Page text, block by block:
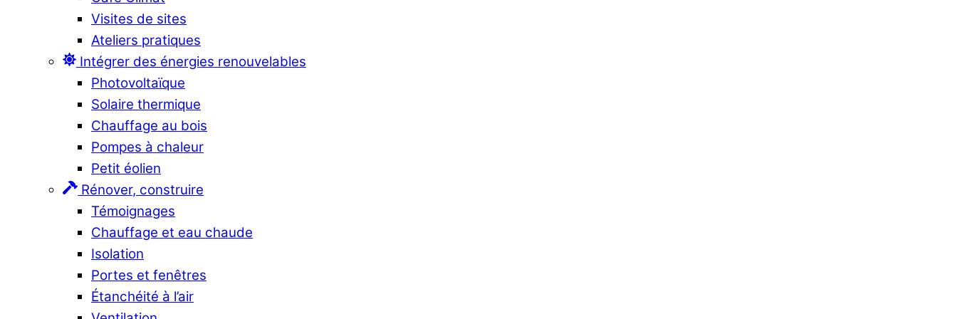
Visites de sites
Ateliers pratiques
Intégrer des énergies renouvelables
Photovoltaïque
Solaire thermique
Chauffage au bois
Pompes à chaleur
Petit éolien
Rénover, construire
Témoignages
Chauffage et eau chaude
Isolation
Portes et fenêtres
Étanchéité à l’air